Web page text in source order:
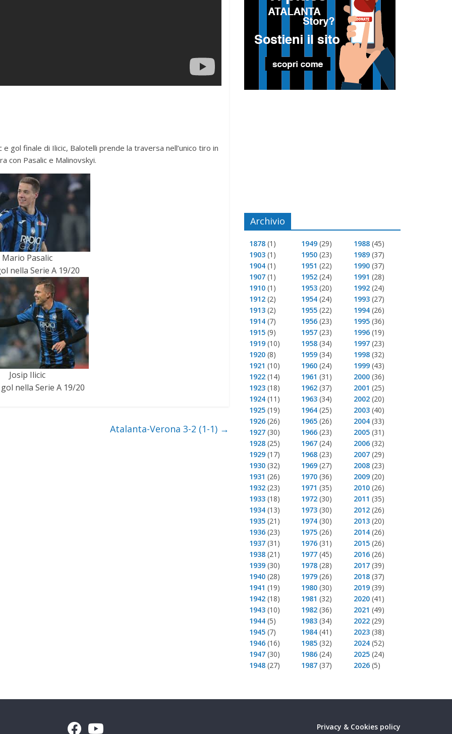
gol finale di Ilicic, Balotelli prende la traversa nell’unico tiro in
con Pasalic e Malinovskyi.
Mario Pasalic
nella Serie A 19/20
Josip Ilicic
nella Serie A 19/20
Atalanta-Verona 3-2 (1-1) →
Archivio
1878 (1)
1903 (1)
1904 (1)
1907 (1)
1910 (1)
1912 (2)
1913 (2)
1914 (7)
1915 (9)
1919 (10)
1920 (8)
1921 (10)
1922 (14)
1923 (18)
1924 (11)
1925 (19)
1926 (26)
1927 (30)
1928 (25)
1929 (17)
1930 (32)
1931 (26)
1932 (23)
1933 (18)
1934 (13)
1935 (21)
1936 (23)
1937 (31)
1938 (21)
1939 (30)
1940 (28)
1941 (19)
1942 (18)
1943 (10)
1944 (5)
1945 (7)
1946 (16)
1947 (30)
1948 (27)
1949 (29)
1950 (23)
1951 (22)
1952 (24)
1953 (20)
1954 (24)
1955 (22)
1956 (23)
1957 (23)
1958 (34)
1959 (34)
1960 (24)
1961 (31)
1962 (37)
1963 (34)
1964 (25)
1965 (26)
1966 (23)
1967 (24)
1968 (23)
1969 (27)
1970 (36)
1971 (35)
1972 (30)
1973 (30)
1974 (30)
1975 (26)
1976 (31)
1977 (45)
1978 (28)
1979 (26)
1980 (30)
1981 (32)
1982 (36)
1983 (34)
1984 (41)
1985 (32)
1986 (24)
1987 (37)
1988(45)
1989(37)
1990(37)
1991 (28)
1992(24)
1993(27)
1994(26)
1995(36)
1996(19)
1997(23)
1998(32)
1999(43)
2000(36)
2001 (25)
2002(20)
2003(40)
2004(33)
2005(31)
2006(32)
2007(29)
2008(23)
2009(20)
2010(26)
2011 (35)
2012(26)
2013(20)
2014(26)
2015(26)
2016(26)
2017(39)
2018(37)
2019(39)
2020(41)
2021 (49)
2022(29)
2023(38)
2024(52)
2025(24)
2026(5)
Privacy & Cookies policy